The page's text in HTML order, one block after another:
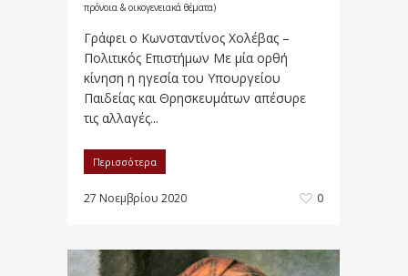
πρόνοια & οικογενειακά θέματα)
Γράφει ο Κωνσταντίνος Χολέβας –
Πολιτικός Επιστήμων Με μία ορθή
κίνηση η ηγεσία του Υπουργείου
Παιδείας και Θρησκευμάτων απέσυρε
τις αλλαγές...
Περισσότερα
27 Νοεμβρίου 2020 0